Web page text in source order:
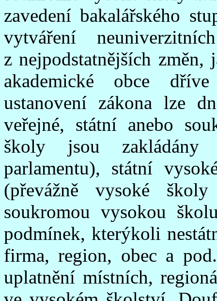
zavedení bakalářského
vytváření
z nejpodstatnějších
akademické obce
ustanovení zákona lze
veřejné, státní anebo
školy jsou zakládány
parlamentu), státní
(převážně vysoké
soukromou vysokou
podmínek, kterýkoli
firma, region, obec a
uplatnění místních,